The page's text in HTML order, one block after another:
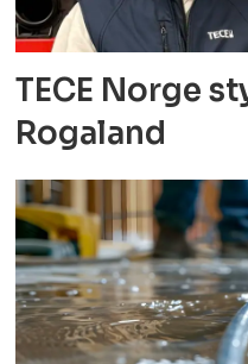
TECE Norge
Rogaland